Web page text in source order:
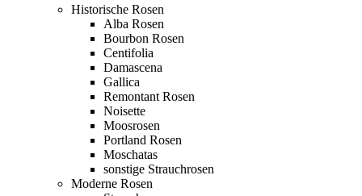
Historische Rosen
Alba Rosen
Bourbon Rosen
Centifolia
Damascena
Gallica
Remontant Rosen
Noisette
Moosrosen
Portland Rosen
Moschatas
sonstige Strauchrosen
Moderne Rosen